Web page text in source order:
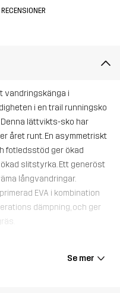
vandringskänga i
i en trail runningsko
lättvikts-sko har
året runt. En asymmetriskt
fotledsstöd ger ökad
slitstyrka. Ett generöst
långvandringar.
EVA i kombination
dämpning, och ger
Extrasulan ska placeras
Se mer